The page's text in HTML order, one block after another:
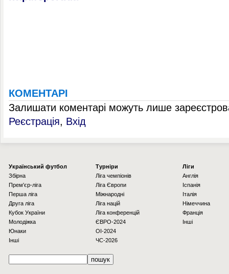
КОМЕНТАРІ
Залишати коментарі можуть лише
Реєстрація, Вхід
Українcький футбол
Збірна
Прем'єр-ліга
Перша ліга
Друга ліга
Кубок України
Молодіжка
Юнаки
Інші
Турніри
Ліга чемпіонів
Ліга Європи
Міжнародні
Ліга націй
Ліга конференцій
ЄВРО-2024
OI-2024
ЧС-2026
Ліги
Англія
Іспанія
Італія
Німеччина
Франція
Інші